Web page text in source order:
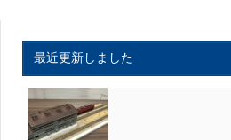
最近更新しました